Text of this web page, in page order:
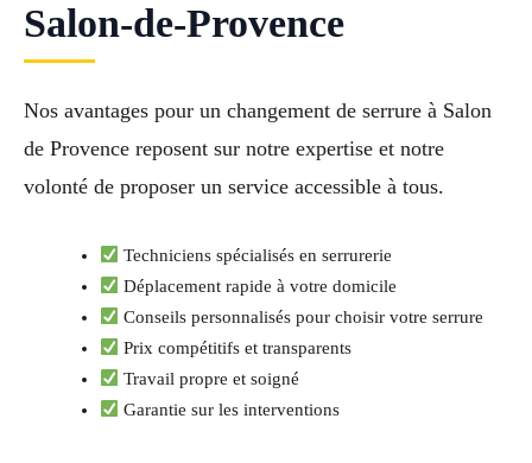
Salon-de-Provence
Nos avantages pour un changement de serrure à Salon
de Provence reposent sur notre expertise et notre
volonté de proposer un service accessible à tous.
Techniciens spécialisés en serrurerie
Déplacement rapide à votre domicile
Conseils personnalisés pour choisir votre serrure
Prix compétitifs et transparents
Travail propre et soigné
Garantie sur les interventions